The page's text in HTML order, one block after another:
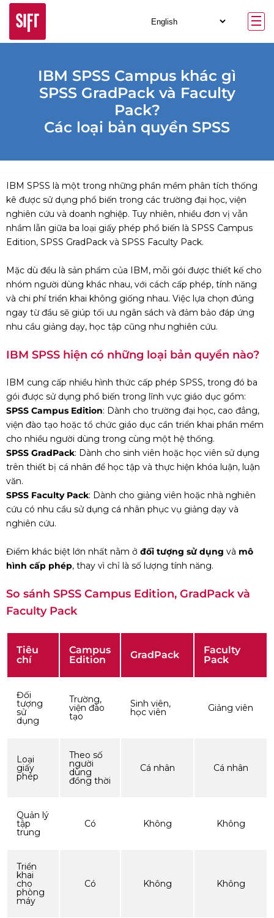
IBM SPSS Campus khác gì
SPSS GradPack và Faculty
Pack?
Các loại bản quyền SPSS
IBM SPSS là một trong những phần mềm phân tích thống
kê được sử dụng phổ biến trong các trường đại học, viện
nghiên cứu và doanh nghiệp. Tuy nhiên, nhiều đơn vị vẫn
nhầm lẫn giữa ba loại giấy phép phổ biến là SPSS Campus
Edition, SPSS GradPack và SPSS Faculty Pack.
Mặc dù đều là sản phẩm của IBM, mỗi gói được thiết kế cho
nhóm người dùng khác nhau, với cách cấp phép, tính năng
và chi phí triển khai không giống nhau. Việc lựa chọn đúng
ngay từ đầu sẽ giúp tối ưu ngân sách và đảm bảo đáp ứng
nhu cầu giảng dạy, học tập cũng như nghiên cứu.
IBM SPSS hiện có những loại bản quyền nào?
IBM cung cấp nhiều hình thức cấp phép SPSS, trong đó ba
gói được sử dụng phổ biến trong lĩnh vực giáo dục gồm:
SPSS Campus Edition: Dành cho trường đại học, cao đẳng,
viện đào tạo hoặc tổ chức giáo dục cần triển khai phần mềm
cho nhiều người dùng trong cùng một hệ thống.
SPSS GradPack: Dành cho sinh viên hoặc học viên sử dụng
trên thiết bị cá nhân để học tập và thực hiện khóa luận, luận
văn.
SPSS Faculty Pack: Dành cho giảng viên hoặc nhà nghiên
cứu có nhu cầu sử dụng cá nhân phục vụ giảng dạy và
nghiên cứu.
Điểm khác biệt lớn nhất nằm ở đối tượng sử dụng và mô
hình cấp phép, thay vì chỉ là số lượng tính năng.
So sánh SPSS Campus Edition, GradPack và
Faculty Pack
Tiêu
chí
Campus
Edition
GradPack
Faculty
Pack
Đối
tượng
sử
dụng
Trường,
viện đào
tạo
Sinh viên,
học viên Giảng viên
Loại
giấy
phép
Theo số
người
dùng
đồng thời
Cá nhân Cá nhân
Quản lý
tập
trung
Có Không Không
Triển
khai
cho
phòng
máy
Có Không Không